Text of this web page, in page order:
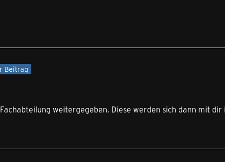
Beitrag
weitergegeben. Diese werden sich dann mit